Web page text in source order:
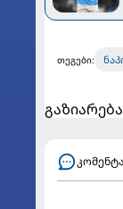
თეგები: